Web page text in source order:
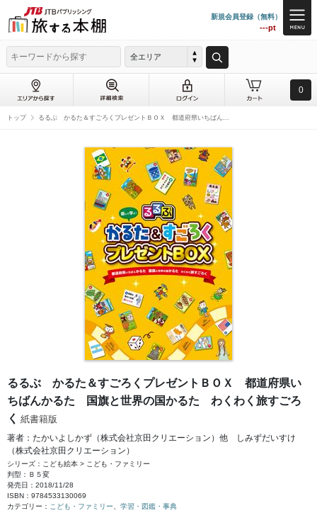
新規会員登録（無料）
---pt
全エリア
0
トップ るるぶ かるた＆すごろくプレゼントＢＯＸ 都道府県いちばん...
るるぶ かるた＆すごろくプレゼントＢＯＸ 都道府県い
ちばんかるた 国旗と世界の国かるた わくわく旅すごろ
く 紙書籍版
著者：たかいよしかず（株式会社京田クリエーション）他 しみずだいすけ
（株式会社京田クリエーション）
シリーズ：こども絵本 > こども・ファミリー
判型：Ｂ５変
発売日：2018/11/28
ISBN：9784533130069
カテゴリー： こども・ファミリー 学習・図鑑・事典